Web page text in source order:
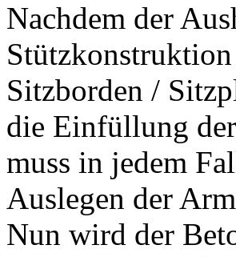
Nachdem der
Sitzborden /
die Einfüllung
muss in jedem
Auslegen der
Nun wird der